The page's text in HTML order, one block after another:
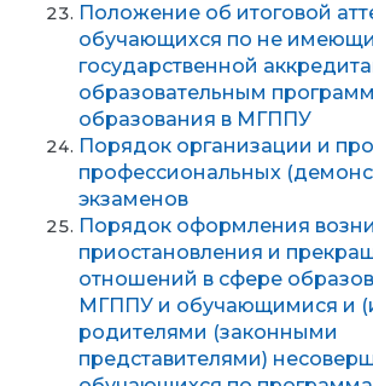
Положение об итоговой
обучающихся по не
государственной
образовательным
образования в МГППУ
Порядок организации и
профессиональных
экзаменов
Порядок оформления
приостановления и
отношений в сфере
МГППУ и обучающимися и
родителями (законными
представителями)